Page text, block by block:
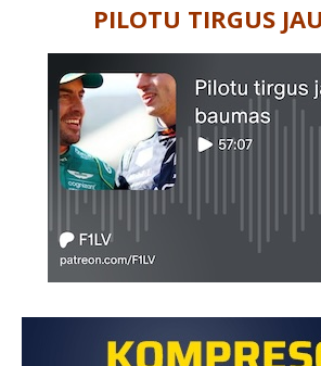
PILOTU TIRGUS